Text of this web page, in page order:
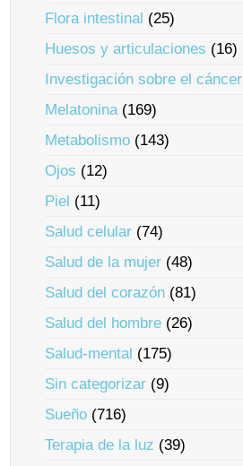
Flora intestinal (25)
Huesos y articulaciones (16)
Investigación sobre el cáncer
Melatonina(169)
Metabolismo (143)
Ojos (12)
Piel (11)
Salud celular (74)
Salud de la mujer (48)
Salud del corazón (81)
Salud del hombre (26)
Salud-mental (175)
Sin categorizar (9)
Sueño (716)
Terapia de la luz (39)